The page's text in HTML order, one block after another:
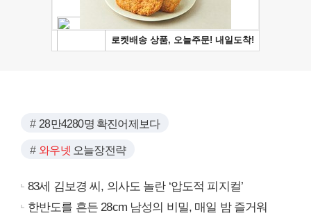
28만4280명 확진어제보다
와우넷 오늘장전략
83세 김보경 씨, 의사도 놀란 ‘압도적 피지컬’
한반도를 흔든 28cm 남성의 비밀, 매일 밤 즐거워